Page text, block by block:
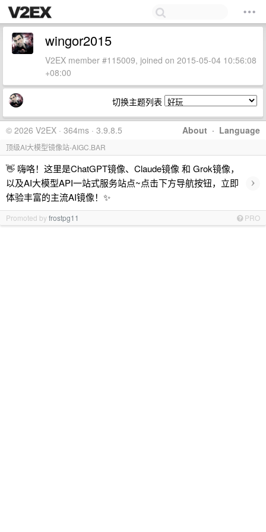
wingor2015
V2EX member #115009, joined on 2015-05-04 10:56:08
+08:00
切换主题列表
About · Language
© 2026 V2EX · 364ms · 3.9.8.5
顶级AI大模型镜像站-AIGC.BAR
👋 嗨咯！这里是ChatGPT镜像、Claude镜像 和 Grok镜像，
以及AI大模型API一站式服务站点~点击下方导航按钮，立即
体验丰富的主流AI镜像！✨
›
Promoted byfrostpg11 PRO